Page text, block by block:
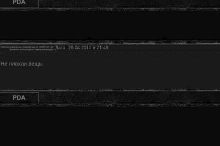
Дата: 26.04.2015 в 21:49
Не плохая вещь.